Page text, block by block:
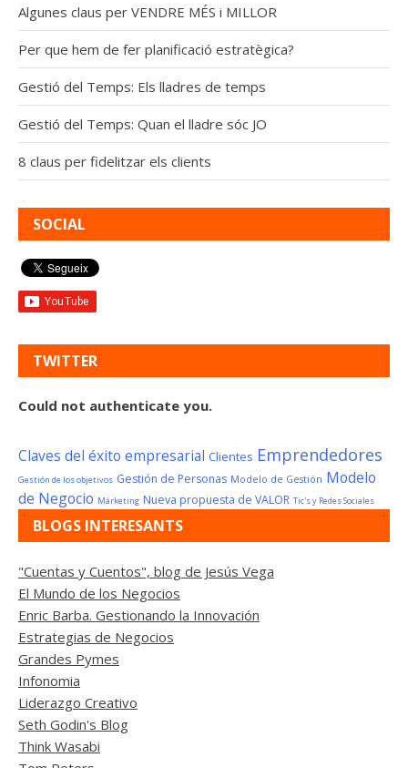
Algunes claus per VENDRE MÉS i MILLOR
Per que hem de fer planificació estratègica?
Gestió del Temps: Els lladres de temps
Gestió del Temps: Quan el lladre sóc JO
8 claus per fidelitzar els clients
SOCIAL
TWITTER
Could not authenticate you.
Claves del éxito empresarial Clientes Emprendedores
Gestión de los objetivos Gestión de Personas Modelo de Gestión Modelo
de Negocio Márketing Nueva propuesta de VALOR Tic's y Redes Sociales
BLOGS INTERESANTS
"Cuentas y Cuentos", blog de Jesús Vega
El Mundo de los Negocios
Enric Barba. Gestionando la Innovación
Estrategias de Negocios
Grandes Pymes
Infonomia
Liderazgo Creativo
Seth Godin's Blog
Think Wasabi